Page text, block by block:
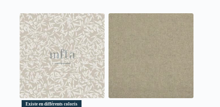
Existe en différents coloris